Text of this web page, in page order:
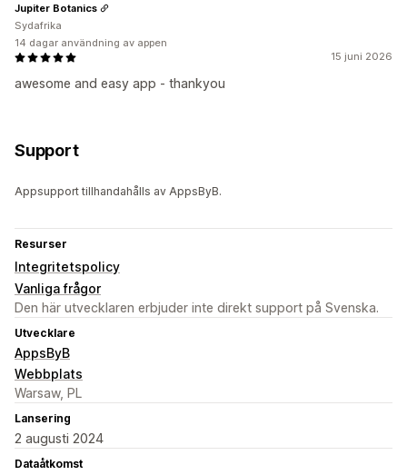
15 juni 2026
awesome and easy app - thankyou
Jupiter Botanics
Sydafrika
14 dagar användning av appen
Support
Appsupport tillhandahålls av AppsByB.
Resurser
Integritetspolicy
Vanliga frågor
Den här utvecklaren erbjuder inte direkt support på Svenska.
Utvecklare
AppsByB
Webbplats
Warsaw, PL
Lansering
2 augusti 2024
Dataåtkomst